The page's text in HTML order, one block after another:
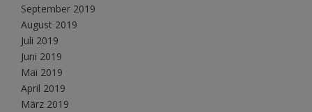
September 2019
August 2019
Juli 2019
Juni 2019
Mai 2019
April 2019
März 2019